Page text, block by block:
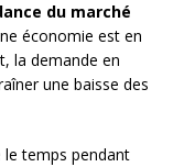
du marché
économie est en
la demande en
une baisse des
le temps pendant